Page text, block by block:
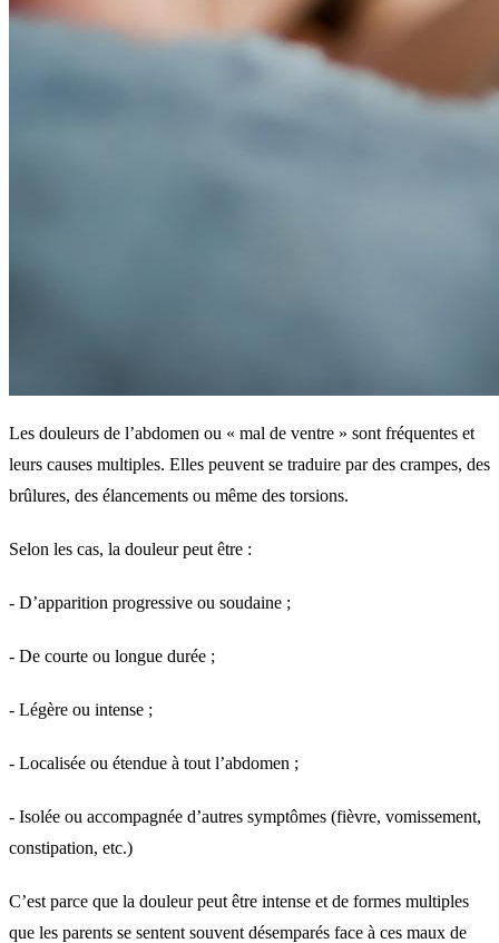
Les douleurs de l’abdomen ou « mal de ventre » sont fréquentes et
leurs causes multiples. Elles peuvent se traduire par des crampes, des
brûlures, des élancements ou même des torsions.
Selon les cas, la douleur peut être :
- D’apparition progressive ou soudaine ;
- De courte ou longue durée ;
- Légère ou intense ;
- Localisée ou étendue à tout l’abdomen ;
- Isolée ou accompagnée d’autres symptômes (fièvre, vomissement,
constipation, etc.)
C’est parce que la douleur peut être intense et de formes multiples
que les parents se sentent souvent désemparés face à ces maux de